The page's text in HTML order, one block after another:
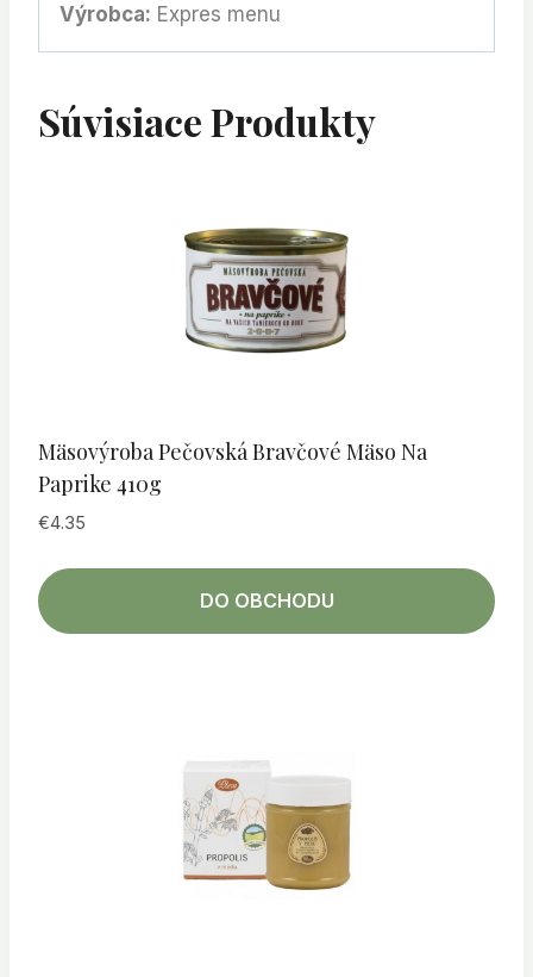
Výrobca: Expres menu
Súvisiace Produkty
Mäsovýroba Pečovská Bravčové Mäso Na
Paprike 410g
€4.35
DO OBCHODU